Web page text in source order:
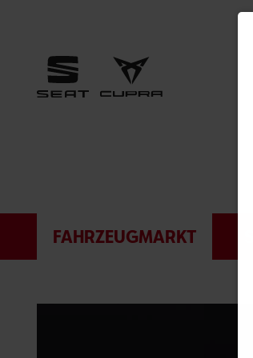
ÜBERSPRINGEN
FAHRZEUGMARKT